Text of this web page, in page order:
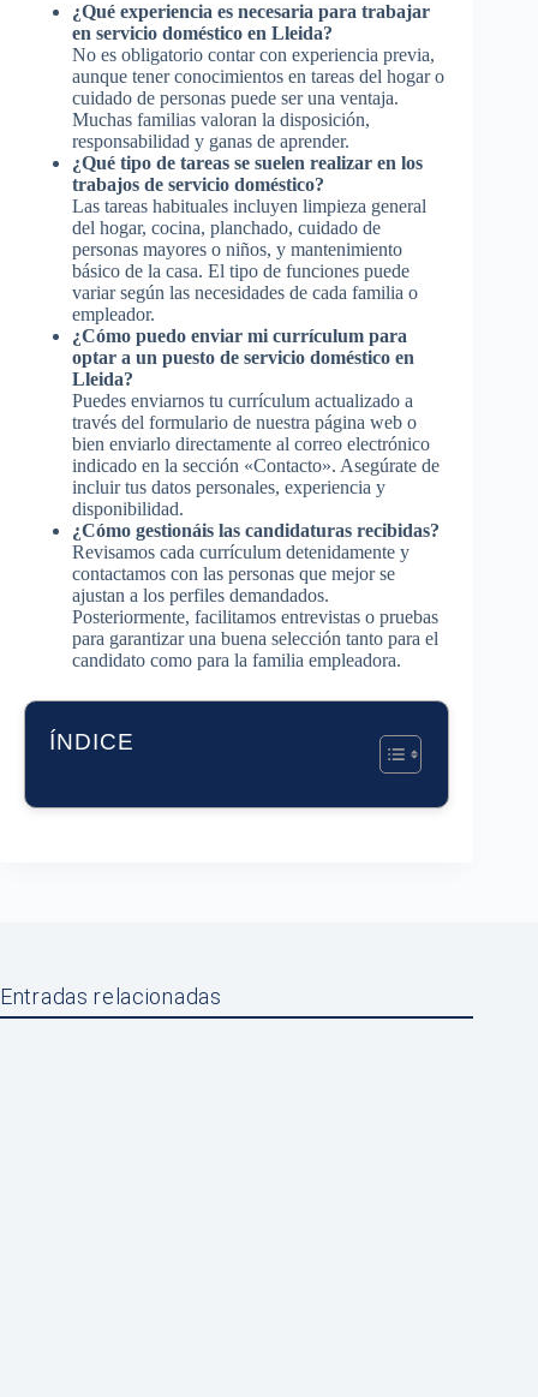
¿Qué experiencia es necesaria para trabajar
en servicio doméstico en Lleida?
No es obligatorio contar con experiencia previa,
aunque tener conocimientos en tareas del hogar o
cuidado de personas puede ser una ventaja.
Muchas familias valoran la disposición,
responsabilidad y ganas de aprender.
¿Qué tipo de tareas se suelen realizar en los
trabajos de servicio doméstico?
Las tareas habituales incluyen limpieza general
del hogar, cocina, planchado, cuidado de
personas mayores o niños, y mantenimiento
básico de la casa. El tipo de funciones puede
variar según las necesidades de cada familia o
empleador.
¿Cómo puedo enviar mi currículum para
optar a un puesto de servicio doméstico en
Lleida?
Puedes enviarnos tu currículum actualizado a
través del formulario de nuestra página web o
bien enviarlo directamente al correo electrónico
indicado en la sección «Contacto». Asegúrate de
incluir tus datos personales, experiencia y
disponibilidad.
¿Cómo gestionáis las candidaturas recibidas?
Revisamos cada currículum detenidamente y
contactamos con las personas que mejor se
ajustan a los perfiles demandados.
Posteriormente, facilitamos entrevistas o pruebas
para garantizar una buena selección tanto para el
candidato como para la familia empleadora.
ÍNDICE
Entradas relacionadas